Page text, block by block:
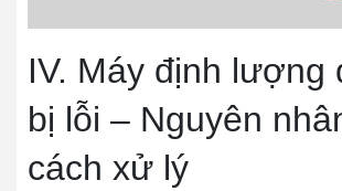
IV. Máy định lượng
bị lỗi – Nguyên
cách xử lý